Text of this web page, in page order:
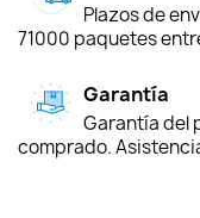
Plazos de
71000 paquetes
Garantía
Garantía del
comprado.